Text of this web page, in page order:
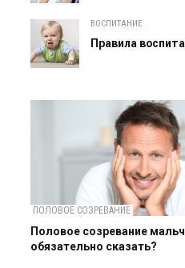
ВОСПИТАНИЕ
Правила
ПОЛОВОЕ СОЗРЕВАНИЕ
Половое созревание
обязательно сказать?